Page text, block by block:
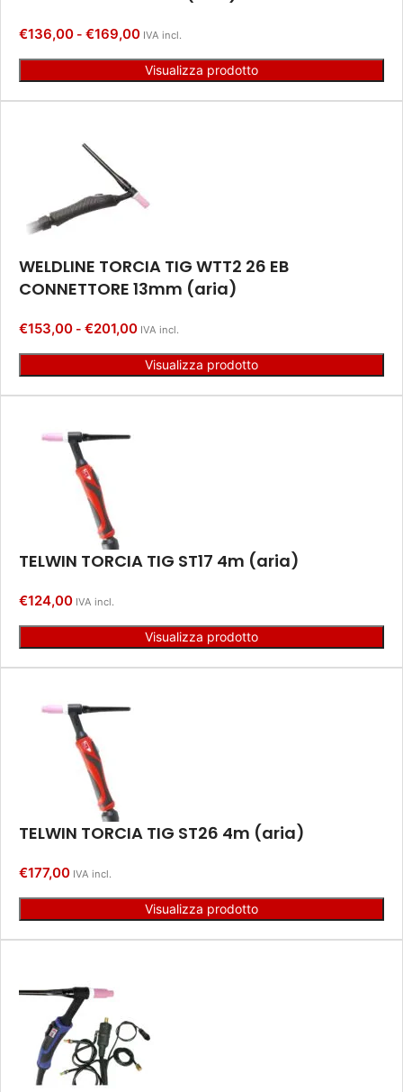
€136,00 - €169,00 IVA incl.
Visualizza prodotto
WELDLINE TORCIA TIG WTT2 26 EB
CONNETTORE 13mm (aria)
€153,00 - €201,00 IVA incl.
Visualizza prodotto
TELWIN TORCIA TIG ST17 4m (aria)
€124,00 IVA incl.
Visualizza prodotto
TELWIN TORCIA TIG ST26 4m (aria)
€177,00 IVA incl.
Visualizza prodotto